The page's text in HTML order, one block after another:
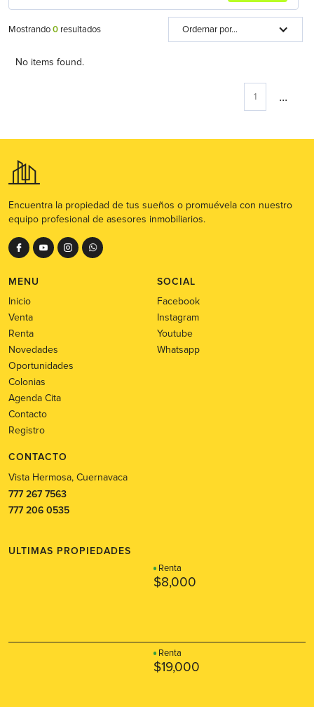
Mostrando0 resultados Ordernar por...
No items found.
1 ...
Encuentra la propiedad de tus sueños o promuévela con nuestro
equipo profesional de asesores inmobiliarios.
MENU
Inicio
Venta
Renta
Novedades
Oportunidades
Colonias
Agenda Cita
Contacto
Registro
SOCIAL
Facebook
Instagram
Youtube
Whatsapp
CONTACTO
Vista Hermosa, Cuernavaca
777 267 7563
777 206 0535
ULTIMAS PROPIEDADES
Renta
$8,000
Renta
$19,000